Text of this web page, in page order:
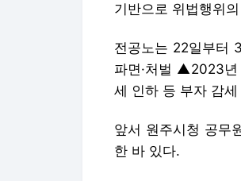
기반으로 위법행위
전공노는 22일부터
파면·처벌 ▲2023
세 인하 등 부자 감
앞서 원주시청 공무
한 바 있다.